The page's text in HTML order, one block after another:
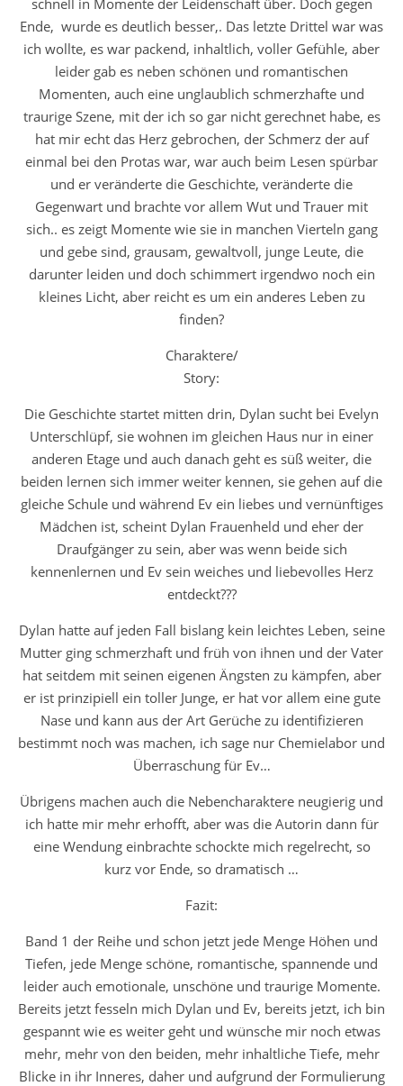
Ende, wurde es deutlich besser,. Das letzte Drittel war was
ich wollte, es war packend, inhaltlich, voller Gefühle, aber
leider gab es neben schönen und romantischen
Momenten, auch eine unglaublich schmerzhafte und
traurige Szene, mit der ich so gar nicht gerechnet habe, es
hat mir echt das Herz gebrochen, der Schmerz der auf
einmal bei den Protas war, war auch beim Lesen spürbar
und er veränderte die Geschichte, veränderte die
Gegenwart und brachte vor allem Wut und Trauer mit
sich.. es zeigt Momente wie sie in manchen Vierteln gang
und gebe sind, grausam, gewaltvoll, junge Leute, die
darunter leiden und doch schimmert irgendwo noch ein
kleines Licht, aber reicht es um ein anderes Leben zu
finden?
Charaktere/
Story:
Die Geschichte startet mitten drin, Dylan sucht bei Evelyn
Unterschlüpf, sie wohnen im gleichen Haus nur in einer
anderen Etage und auch danach geht es süß weiter, die
beiden lernen sich immer weiter kennen, sie gehen auf die
gleiche Schule und während Ev ein liebes und vernünftiges
Mädchen ist, scheint Dylan Frauenheld und eher der
Draufgänger zu sein, aber was wenn beide sich
kennenlernen und Ev sein weiches und liebevolles Herz
entdeckt???
Dylan hatte auf jeden Fall bislang kein leichtes Leben, seine
Mutter ging schmerzhaft und früh von ihnen und der Vater
hat seitdem mit seinen eigenen Ängsten zu kämpfen, aber
er ist prinzipiell ein toller Junge, er hat vor allem eine gute
Nase und kann aus der Art Gerüche zu identifizieren
bestimmt noch was machen, ich sage nur Chemielabor und
Überraschung für Ev…
Übrigens machen auch die Nebencharaktere neugierig und
ich hatte mir mehr erhofft, aber was die Autorin dann für
eine Wendung einbrachte schockte mich regelrecht, so
kurz vor Ende, so dramatisch …
Fazit:
Band 1 der Reihe und schon jetzt jede Menge Höhen und
Tiefen, jede Menge schöne, romantische, spannende und
leider auch emotionale, unschöne und traurige Momente.
Bereits jetzt fesseln mich Dylan und Ev, bereits jetzt, ich bin
gespannt wie es weiter geht und wünsche mir noch etwas
mehr, mehr von den beiden, mehr inhaltliche Tiefe, mehr
Blicke in ihr Inneres, daher und aufgrund der Formulierung